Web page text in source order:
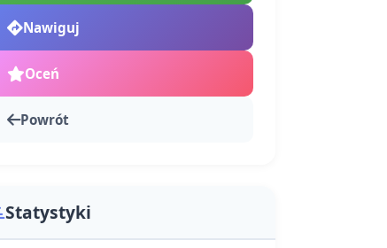
Nawiguj
Oceń
Powrót
Statystyki